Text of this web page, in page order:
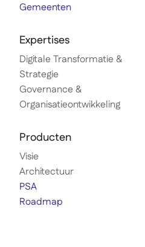
Gemeenten
Expertises
Digitale Transformatie &
Strategie
Governance &
Organisatieontwikkeling
Producten
Visie
Architectuur
PSA
Roadmap